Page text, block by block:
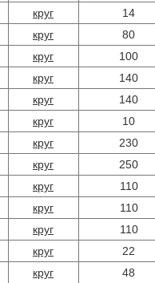
круг
14
круг
80
круг
100
круг
140
круг
140
круг
10
круг
230
круг
250
круг
110
круг
110
круг
110
круг
22
круг
48